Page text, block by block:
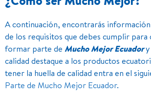
A continuación, encontrarás
de los requisitos que debes cumplir para
formar parte de Mucho Mejor Ecuadory
calidad destaque a los productos
tener la huella de calidad entra en el
Parte de Mucho Mejor Ecuador.